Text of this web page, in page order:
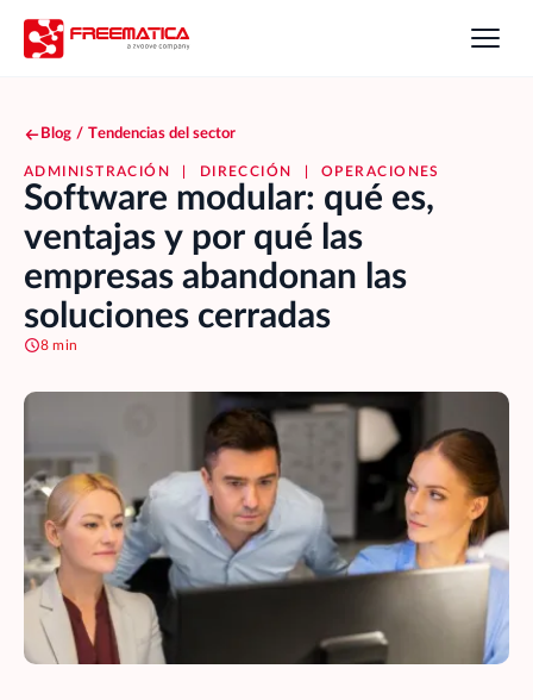
Blog / Tendencias del sector
ADMINISTRACIÓN DIRECCIÓN OPERACIONES
Software modular: qué es,
ventajas y por qué las
empresas abandonan las
soluciones cerradas
8 min